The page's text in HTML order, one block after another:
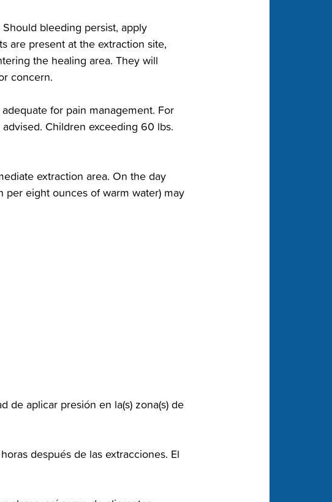
bleeding‬‭ persist, apply
are present at the extraction site,
the healing area. They will
concern.‬
for pain‬‭ management. For
Children exceeding 60 lbs.
extraction‬‭ area. On the day
eight ounces of warm water) may
de aplicar presión‬‭ en la(s) zona(s) de
después‬‭ de las extracciones. El